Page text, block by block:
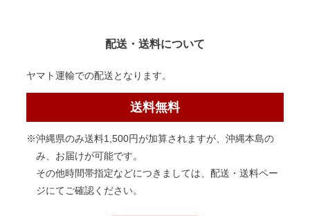
配送・送料について
ヤマト運輸での配送となります。
送料無料
※沖縄県のみ送料1,500円が加算されますが、沖縄本島の
み、お届けが可能です。
その他時間帯指定などにつきましては、配送・送料ペー
ジにてご確認ください。